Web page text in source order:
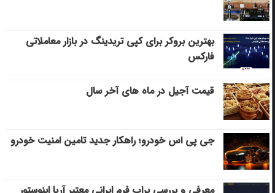
بهترین بروکر برای کپی‌ تریدینگ در بازار معاملاتی
فارکس
قیمت آجیل در ماه های آخر سال
جی پی اس خودرو؛ راهکار جدید تامین امنیت خودرو